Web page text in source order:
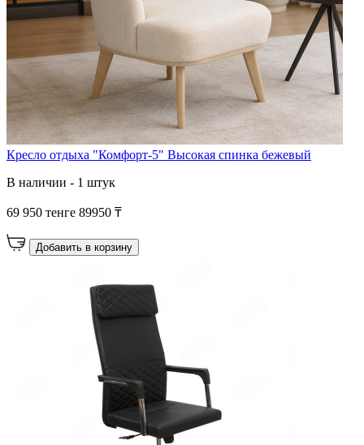
Кресло отдыха "Комфорт-5" Высокая спинка бежевый
В наличии - 1 штук
69 950 тенге 89950 ₸
Добавить в корзину